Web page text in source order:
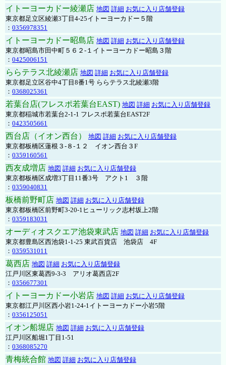
イトーヨーカドー綾瀬店 地図 詳細 お気に入り店舗登録
東京都足立区綾瀬3丁目4-25イトーヨーカドー５階
： 0356978351
イトーヨーカドー昭島店 地図 詳細 お気に入り店舗登録
東京都昭島市田中町５６２-１イトーヨーカドー昭島３階
： 0425006151
ららテラス北綾瀬店 地図 詳細 お気に入り店舗登録
東京都足立区谷中4丁目8番1号 ららテラス北綾瀬3階
： 0368025361
若葉台店(フレスポ若葉台EAST) 地図 詳細 お気に入り店舗登録
東京都稲城市若葉台2-1-1 フレスポ若葉台EAST2F
： 0423505661
西台店（イオン西台） 地図 詳細 お気に入り店舗登録
東京都板橋区蓮根３-８-１２ イオン西台３F
： 0359160561
西友成増店 地図 詳細 お気に入り店舗登録
東京都板橋区成増3丁目11番3号 アクト1 ３階
： 0359040831
板橋前野町店 地図 詳細 お気に入り店舗登録
東京都板橋区前野町3-20-1ヒューリック志村坂上2階
： 0359183031
オーディオスクエア池袋東武店 地図 詳細 お気に入り店舗登録
東京都豊島区西池袋1-1-25 東武百貨店 池袋店 4F
： 0359531011
葛西店 地図 詳細 お気に入り店舗登録
江戸川区東葛西9-3-3 アリオ葛西店2F
： 0356677301
イトーヨーカドー小岩店 地図 詳細 お気に入り店舗登録
東京都江戸川区西小岩1-24-1イトーヨーカドー小岩5階
： 0356125051
イオン船堀店 地図 詳細 お気に入り店舗登録
江戸川区船堀1丁目1-51
： 0368085270
青梅統合館 地図 詳細 お気に入り店舗登録